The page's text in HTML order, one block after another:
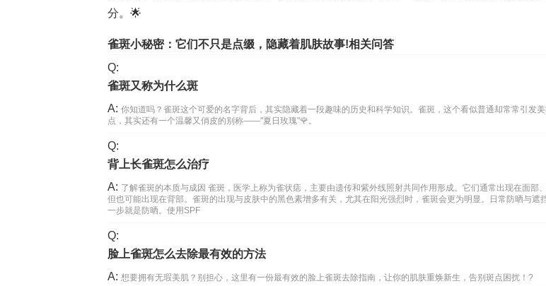
分。🌟
雀斑小秘密：它们不只是点缀，隐藏着肌肤故事!相关问答
Q:
雀斑又称为什么斑
A: 你知道吗？雀斑这个可爱的名字背后，其实隐藏着一段趣味的历史和科学知识。雀斑，这个看似普通却常常引发
点，其实还有一个温馨又俏皮的别称——"夏日玫瑰"🌹。
Q:
背上长雀斑怎么治疗
A: 了解雀斑的本质与成因 雀斑，医学上称为雀状痣，主要由遗传和紫外线照射共同作用形成。它们通常出现在面部
但也可能出现在背部。雀斑的出现与皮肤中的黑色素增多有关，尤其在阳光强烈时，雀斑会更为明显。日常防晒与遮
一步就是防晒。使用SPF
Q:
脸上雀斑怎么去除最有效的方法
A: 想要拥有无瑕美肌？别担心，这里有一份最有效的脸上雀斑去除指南，让你的肌肤重焕新生，告别斑点困扰！?